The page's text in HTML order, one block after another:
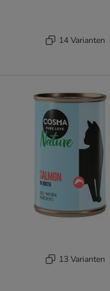
14 Varianten
13 Varianten